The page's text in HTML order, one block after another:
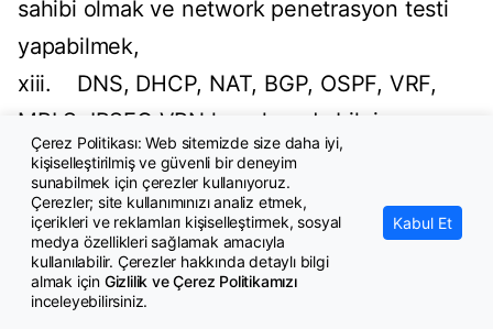
sahibi olmak ve network penetrasyon testi
yapabilmek,
xiii. DNS, DHCP, NAT, BGP, OSPF, VRF,
MPLS, IPSEC VPN konularında bilgi ve
tecrübe sahibi olmak
xiv. Unix ve Linux işletim sistemleri
konusunda bilgi sahibi olmak,
xv. Veri Merkezi Network alt yapısı
hakkında ve veri merkezi taşınması ve
Çerez Politikası: Web sitemizde size daha iyi,
kişiselleştirilmiş ve güvenli bir deneyim
sunabilmek için çerezler kullanıyoruz.
Çerezler; site kullanımınızı analiz etmek,
içerikleri ve reklamları kişiselleştirmek, sosyal
medya özellikleri sağlamak amacıyla
kullanılabilir. Çerezler hakkında detaylı bilgi
almak için Gizlilik ve Çerez Politikamızı
inceleyebilirsiniz.
Kabul Et